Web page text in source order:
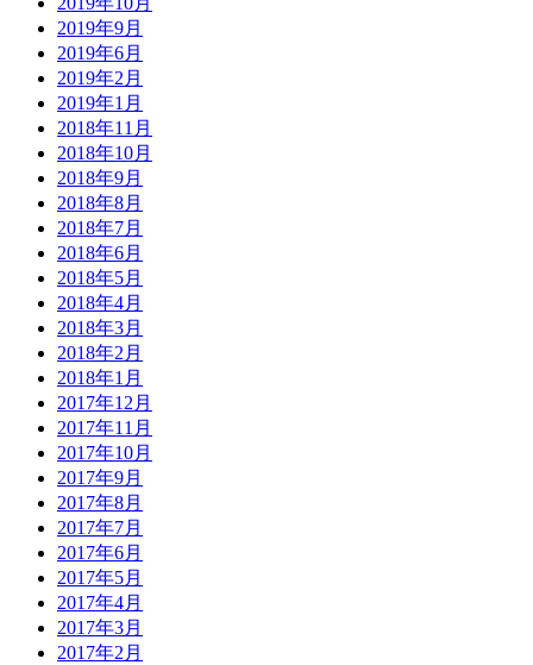
2019年9月
2019年6月
2019年2月
2019年1月
2018年11月
2018年10月
2018年9月
2018年8月
2018年7月
2018年6月
2018年5月
2018年4月
2018年3月
2018年2月
2018年1月
2017年12月
2017年11月
2017年10月
2017年9月
2017年8月
2017年7月
2017年6月
2017年5月
2017年4月
2017年3月
2017年2月